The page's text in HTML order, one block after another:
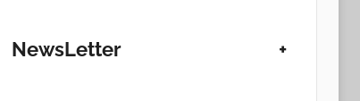
NewsLetter +